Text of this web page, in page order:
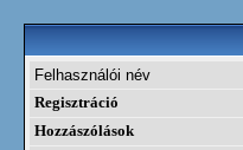
Felhasználói név
Regisztráció
Hozzászólások